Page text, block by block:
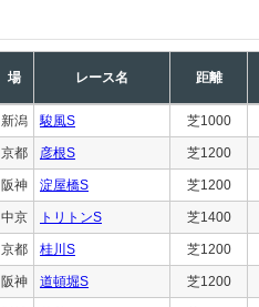
場 レース名 距離
新潟 駿風S 芝1000
京都 彦根S 芝1200
阪神 淀屋橋S 芝1200
中京 トリトンS 芝1400
京都 桂川S 芝1200
阪神 道頓堀S 芝1200